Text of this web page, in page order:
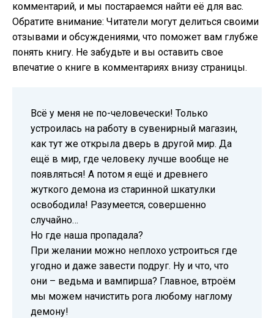
комментарий, и мы постараемся найти её для вас.
Обратите внимание: Читатели могут делиться своими
отзывами и обсуждениями, что поможет вам глубже
понять книгу. Не забудьте и вы оставить свое
впечатие о книге в комментариях внизу страницы.
Всё у меня не по-человечески! Только
устроилась на работу в сувенирный магазин,
как тут же открыла дверь в другой мир. Да
ещё в мир, где человеку лучше вообще не
появляться! А потом я ещё и древнего
жуткого демона из старинной шкатулки
освободила! Разумеется, совершенно
случайно…
Но где наша пропадала?
При желании можно неплохо устроиться где
угодно и даже завести подруг. Ну и что, что
они – ведьма и вампирша? Главное, втроём
мы можем начистить рога любому наглому
демону!